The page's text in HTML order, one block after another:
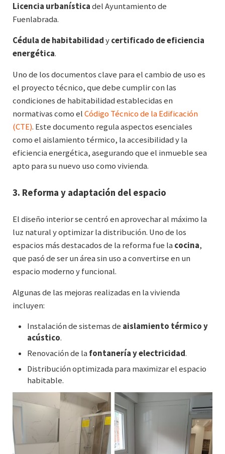
Licencia urbanísticadel Ayuntamiento de
Fuenlabrada.
Cédula de habitabilidadycertificado de eficiencia
energética.
Uno de los documentos clave para el cambio de uso es
el proyecto técnico, que debe cumplir con las
condiciones de habitabilidad establecidas en
normativas como elCódigo Técnico de la Edificación
(CTE). Este documento regula aspectos esenciales
como el aislamiento térmico, la accesibilidad y la
eficiencia energética, asegurando que el inmueble sea
apto para su nuevo uso como vivienda.
3. Reforma y adaptación del espacio
El diseño interior se centró en aprovechar al máximo la
luz natural y optimizar la distribución. Uno de los
espacios más destacados de la reforma fue la cocina,
que pasó de ser un área sin uso a convertirse en un
espacio moderno y funcional.
Algunas de las mejoras realizadas en la vivienda
incluyen:
Instalación de sistemas de aislamiento térmico y
acústico.
Renovación de la fontanería y electricidad.
Distribución optimizada para maximizar el espacio
habitable.